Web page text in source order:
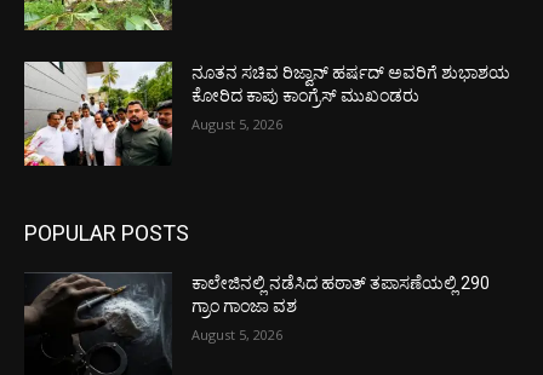
ನೂತನ ಸಚಿವ ರಿಜ್ವಾನ್ ಹರ್ಷದ್ ಅವರಿಗೆ ಶುಭಾಶಯ
ಕೋರಿದ ಕಾಪು ಕಾಂಗ್ರೆಸ್ ಮುಖಂಡರು
August 5, 2026
POPULAR POSTS
ಕಾಲೇಜಿನಲ್ಲಿ ನಡೆಸಿದ ಹಠಾತ್ ತಪಾಸಣೆಯಲ್ಲಿ 290
ಗ್ರಾಂ ಗಾಂಜಾ ವಶ
August 5, 2026